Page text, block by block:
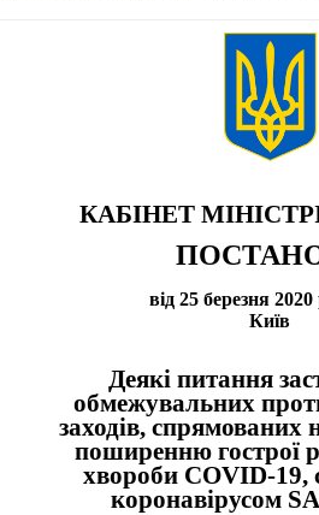
КАБІНЕТ
від 25 березня
Київ
Деякі питання
обмежувальних
заходів, спрямованих
поширенню гострої
хвороби COVID-19,
коронавірусом